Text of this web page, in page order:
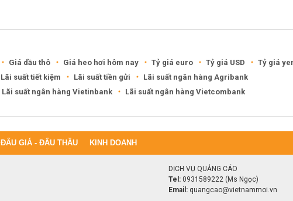
Giá dầu thô Giá heo hơi hôm nay Tỷ giá euro Tỷ giá USD
Tỷ giá
Lãi suất tiết kiệm Lãi suất tiền gửi
Lãi suất ngân hàng Agribank
Lãi suất ngân hàng Vietinbank Lãi suất ngân hàng Vietcombank
ĐẤU GIÁ - ĐẤU THẦU KINH DOANH
DỊCH VỤ QUẢNG CÁO
Tel: 0931589222 (Ms Ngọc)
Email: quangcao@vietnammoi.vn